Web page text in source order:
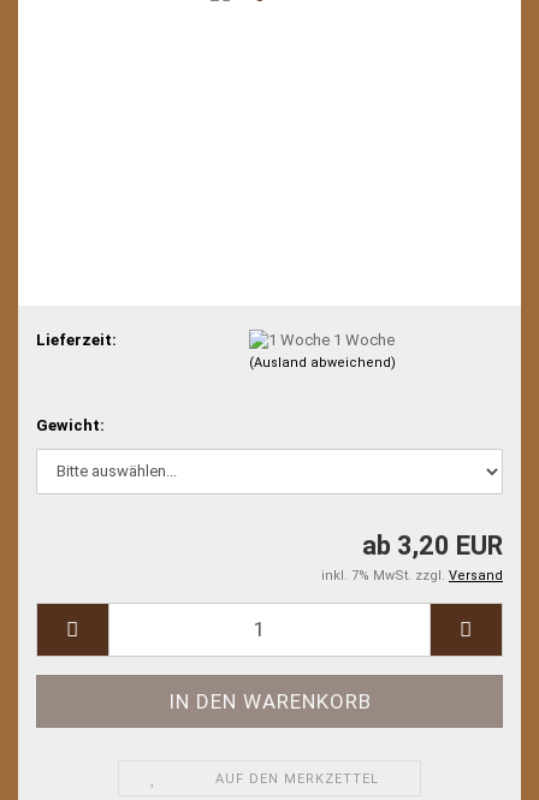
Lieferzeit: 1 Woche
(Ausland abweichend)
Gewicht:
ab 3,20 EUR
inkl. 7% MwSt. zzgl. Versand
AUF DEN MERKZETTEL